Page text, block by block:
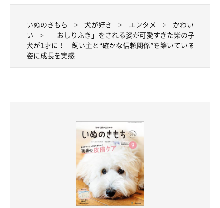
その後もスクスクと成長していったたまごちゃんは、取材時1才
になりました。 「まだまだ活発」とのことですが、子犬時代と比
べると落ち着いて散歩やお出かけができるようになったのだと
か。
いぬのきもち 犬が好き エンタメ
かわい
い
「おしりふき」をされる姿が可愛すぎた柴の子
犬が1才に！ 飼い主と“確かな信頼関係”を築いている
姿に成長を実感